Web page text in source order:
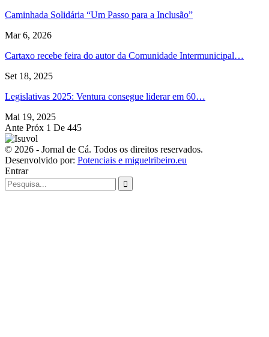
Caminhada Solidária “Um Passo para a Inclusão”
Mar 6, 2026
Cartaxo recebe feira do autor da Comunidade Intermunicipal…
Set 18, 2025
Legislativas 2025: Ventura consegue liderar em 60…
Mai 19, 2025
Ante Próx 1 De 445
© 2026 - Jornal de Cá. Todos os direitos reservados.
Desenvolvido por: Potenciais e miguelribeiro.eu
Entrar